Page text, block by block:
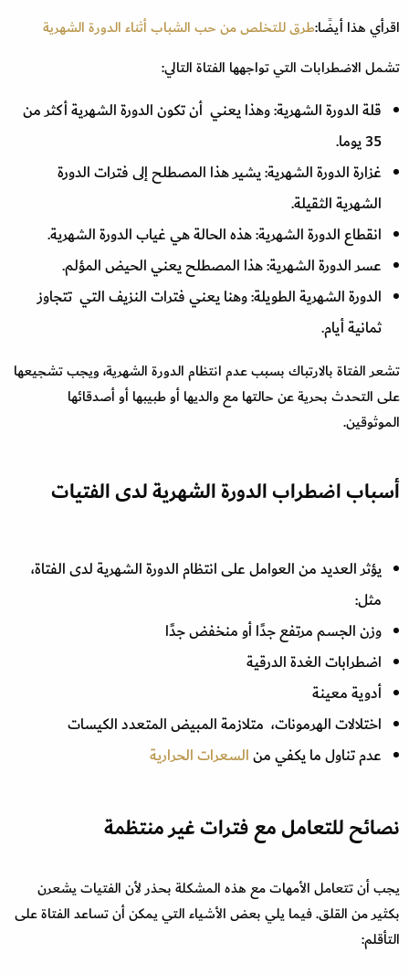
اقرأي هذا أيضًا:طرق للتخلص من حب الشباب أثناء الدورة الشهرية
تشمل الاضطرابات التي تواجهها الفتاة التالي:
قلة الدورة الشهرية: وهذا يعني أن تكون الدورة الشهرية أكثر من
35 يوما.
غزارة الدورة الشهرية: يشير هذا المصطلح إلى فترات الدورة
الشهرية الثقيلة.
انقطاع الدورة الشهرية: هذه الحالة هي غياب الدورة الشهرية.
عسر الدورة الشهرية: هذا المصطلح يعني الحيض المؤلم.
الدورة الشهرية الطويلة: وهنا يعني فترات النزيف التي تتجاوز
ثمانية أيام.
تشعر الفتاة بالارتباك بسبب عدم انتظام الدورة الشهرية، ويجب تشجيعها
على التحدث بحرية عن حالتها مع والديها أو طبيبها أو أصدقائها
الموثوقين.
أسباب اضطراب الدورة الشهرية لدى الفتيات
يؤثر العديد من العوامل على انتظام الدورة الشهرية لدى الفتاة،
مثل:
وزن الجسم مرتفع جدًا أو منخفض جدًا
اضطرابات الغدة الدرقية
أدوية معينة
اختلالات الهرمونات، متلازمة المبيض المتعدد الكيسات
عدم تناول ما يكفي منالسعرات الحرارية
نصائح للتعامل مع فترات غير منتظمة
يجب أن تتعامل الأمهات مع هذه المشكلة بحذر لأن الفتيات يشعرن
بكثير من القلق. فيما يلي بعض الأشياء التي يمكن أن تساعد الفتاة على
التأقلم: